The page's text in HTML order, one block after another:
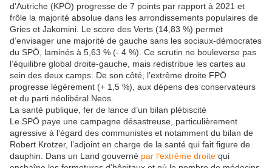
d’Autriche (KPÖ) progresse de 7 points par rapport à 2021 et
frôle la majorité absolue dans les arrondissements populaires de
Gries et Jakomini. Le score des Verts (14,83 %) permet
d’envisager une majorité de gauche sans les sociaux-démocrates
du SPÖ, laminés à 5,63 % (- 4 %). Ce scrutin ne bouleverse pas
l’équilibre global droite-gauche, mais redistribue les cartes au
sein des deux camps. De son côté, l’extrême droite FPÖ
progresse légèrement (+ 1,5 %), aux dépens des conservateurs
et du parti néolibéral Neos.
La santé publique, fer de lance d’un bilan plébiscité
Le SPÖ paye une campagne désastreuse, particulièrement
agressive à l’égard des communistes et notamment du bilan de
Robert Krotzer, l’adjoint en charge de la santé qui fait figure de
dauphin. Dans un Land gouverné par l’extrême droite qui